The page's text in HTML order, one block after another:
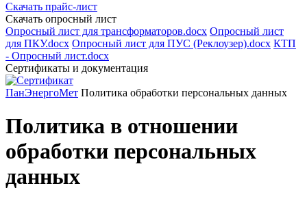
Скачать прайс-лист
Скачать опросный лист
Опросный лист для трансформаторов.docx Опросный лист
для ПКУ.docx Опросный лист для ПУС (Реклоузер).docx КТП
- Опросный лист.docx
Сертификаты и документация
ПанЭнергоМет Политика обработки персональных данных
Политика в отношении
обработки персональных
данных